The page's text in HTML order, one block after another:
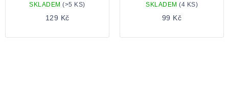
SKLADEM(>5 KS)
129 Kč
SKLADEM (4 KS)
99 Kč